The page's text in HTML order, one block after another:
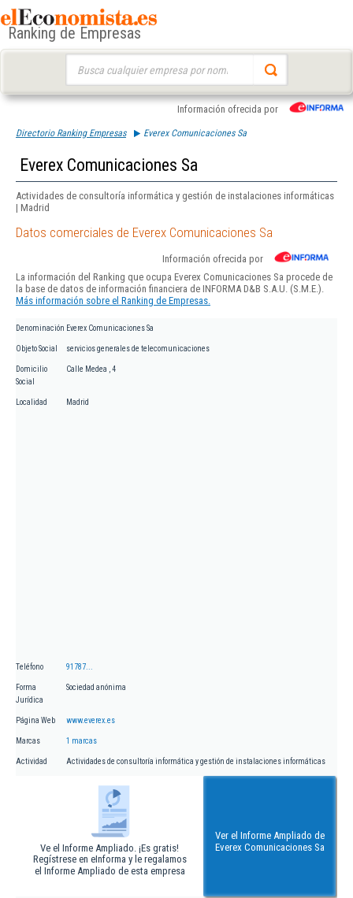
Ranking de Empresas
Información ofrecida por
Directorio Ranking Empresas Everex Comunicaciones Sa
Everex Comunicaciones Sa
Actividades de consultoría informática y gestión de instalaciones informáticas
| Madrid
Datos comerciales de Everex Comunicaciones Sa
Información ofrecida por
La información del Ranking que ocupa Everex Comunicaciones Sa procede de
la base de datos de información financiera de INFORMA D&B S.A.U. (S.M.E.).
Más información sobre el Ranking de Empresas.
Denominación Everex Comunicaciones Sa
Objeto Social servicios generales de telecomunicaciones
Domicilio
Social
Calle Medea , 4
Localidad Madrid
Teléfono 91787...
Forma
Jurídica
Sociedad anónima
Página Web www.everex.es
Marcas 1 marcas
Actividad Actividades de consultoría informática y gestión de instalaciones informáticas
Ve el Informe Ampliado. ¡Es gratis!
Regístrese en eInforma y le regalamos
el Informe Ampliado de esta empresa
Ver el Informe Ampliado de
Everex Comunicaciones Sa